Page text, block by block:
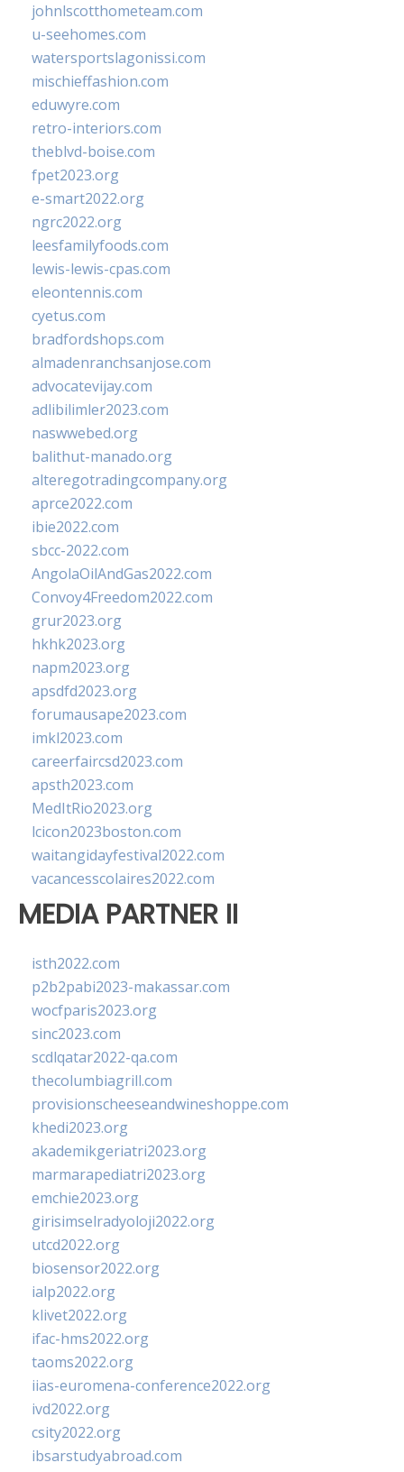
johnlscotthometeam.com
u-seehomes.com
watersportslagonissi.com
mischieffashion.com
eduwyre.com
retro-interiors.com
theblvd-boise.com
fpet2023.org
e-smart2022.org
ngrc2022.org
leesfamilyfoods.com
lewis-lewis-cpas.com
eleontennis.com
cyetus.com
bradfordshops.com
almadenranchsanjose.com
advocatevijay.com
adlibilimler2023.com
naswwebed.org
balithut-manado.org
alteregotradingcompany.org
aprce2022.com
ibie2022.com
sbcc-2022.com
AngolaOilAndGas2022.com
Convoy4Freedom2022.com
grur2023.org
hkhk2023.org
napm2023.org
apsdfd2023.org
forumausape2023.com
imkl2023.com
careerfaircsd2023.com
apsth2023.com
MedItRio2023.org
lcicon2023boston.com
waitangidayfestival2022.com
vacancesscolaires2022.com
MEDIA PARTNER II
isth2022.com
p2b2pabi2023-makassar.com
wocfparis2023.org
sinc2023.com
scdlqatar2022-qa.com
thecolumbiagrill.com
provisionscheeseandwineshoppe.com
khedi2023.org
akademikgeriatri2023.org
marmarapediatri2023.org
emchie2023.org
girisimselradyoloji2022.org
utcd2022.org
biosensor2022.org
ialp2022.org
klivet2022.org
ifac-hms2022.org
taoms2022.org
iias-euromena-conference2022.org
ivd2022.org
csity2022.org
ibsarstudyabroad.com